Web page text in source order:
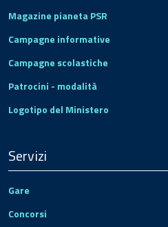
Magazine pianeta PSR
Campagne informative
Campagne scolastiche
Patrocini - modalità
Logotipo del Ministero
Servizi
Gare
Concorsi